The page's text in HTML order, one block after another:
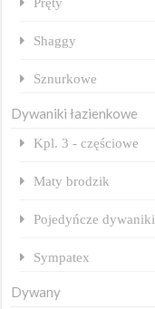
Shaggy
Sznurkowe
Dywaniki łazienkowe
Kpl. 3 - częściowe
Maty brodzik
Pojedyńcze dywaniki
Sympatex
Dywany